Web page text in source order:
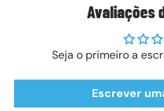
Avaliações
Seja o primeiro a
Escrever